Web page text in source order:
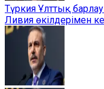
Түркия Ұлттық
Ливия өкілдерімен